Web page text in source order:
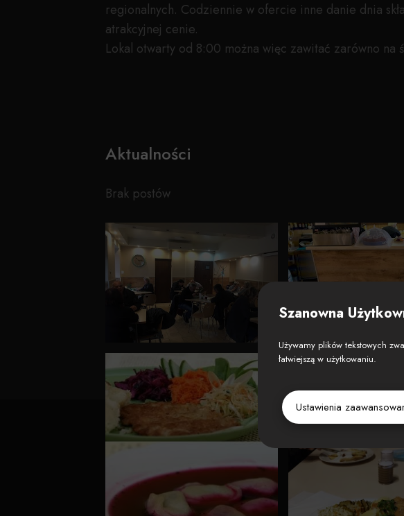
regionalnych. Codziennie w ofercie inne danie dnia
atrakcyjnej cenie.
Lokal otwarty od 8:00 można więc zawitać zarówno na
Aktualności
Brak postów
Szanowna
Używamy plików tekstowych
łatwiejszą w użytkowaniu.
Ustawienia